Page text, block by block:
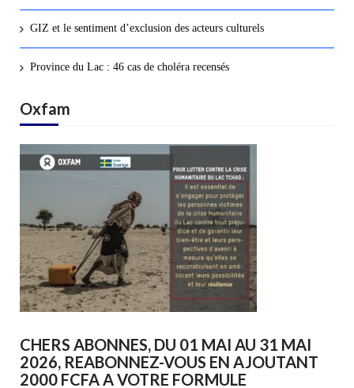
GIZ et le sentiment d’exclusion des acteurs culturels
Province du Lac : 46 cas de choléra recensés
Oxfam
CHERS ABONNES, DU 01 MAI AU 31 MAI
2026, REABONNEZ-VOUS EN AJOUTANT
2000 FCFA A VOTRE FORMULE